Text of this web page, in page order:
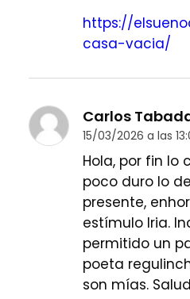
https://
casa-vacia/
Carlos
15/03/2026 a las
Hola, por fin lo
poco duro lo
presente,
estímulo Iria.
permitido un
poeta
son mías.